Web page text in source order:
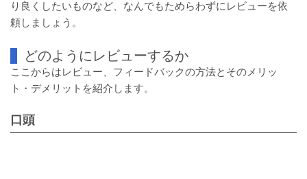
り良くしたいものなど、なんでもためらわずにレビューを依
頼しましょう。
どのようにレビューするか
ここからはレビュー、フィードバックの方法とそのメリッ
ト・デメリットを紹介します。
口頭